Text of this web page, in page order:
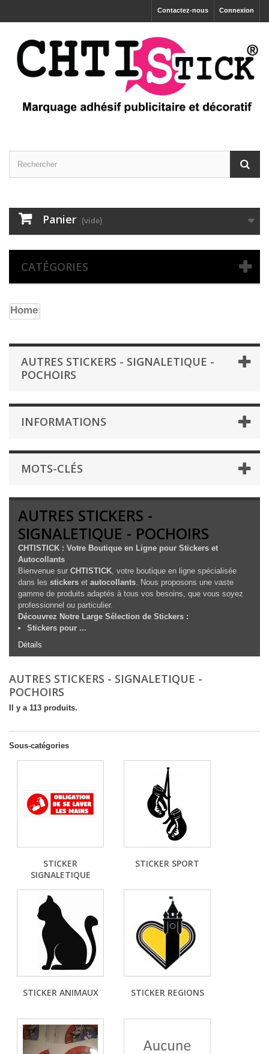
Connexion
Contactez-nous
Panier (vide)
CATÉGORIES
Home
AUTRES STICKERS - SIGNALETIQUE -
POCHOIRS
INFORMATIONS
MOTS-CLÉS
AUTRES STICKERS -
SIGNALETIQUE - POCHOIRS
CHTISTICK : Votre Boutique en Ligne pour Stickers et
Autocollants
Bienvenue sur CHTISTICK, votre boutique en ligne spécialisée
dans les stickers et autocollants. Nous proposons une vaste
gamme de produits adaptés à tous vos besoins, que vous soyez
professionnel ou particulier.
Découvrez Notre Large Sélection de Stickers :
Stickers pour ...
Détails
AUTRES STICKERS - SIGNALETIQUE -
POCHOIRS
Il y a 113 produits.
Sous-catégories
STICKER
SIGNALETIQUE
STICKER SPORT
STICKER ANIMAUX STICKER REGIONS